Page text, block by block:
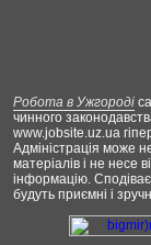
Робота в Ужгороді
чинного
www.jobsite.uz.ua
Адміністрація може
матеріалів і не несе
інформацію.
будуть приємні і